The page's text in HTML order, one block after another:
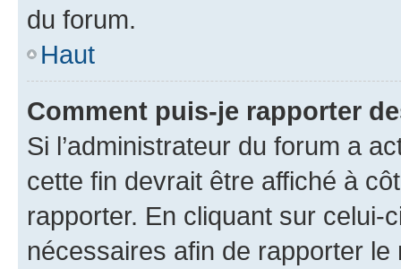
du forum.
Haut
Comment puis-je rapporter
Si l’administrateur du forum a
cette fin devrait être affiché à
rapporter. En cliquant sur
nécessaires afin de rapporter le